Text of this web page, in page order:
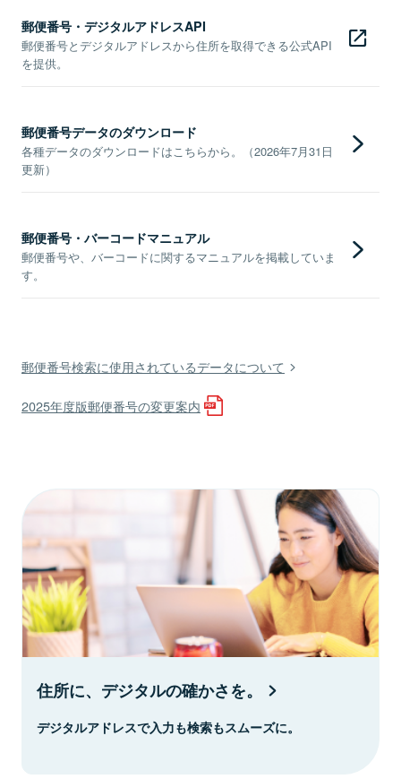
郵便番号・デジタルアドレスAPI
郵便番号とデジタルアドレスから住所を取得できる公式API
を提供。
郵便番号データのダウンロード
各種データのダウンロードはこちらから。（2026年7月31日
更新）
郵便番号・バーコードマニュアル
郵便番号や、バーコードに関するマニュアルを掲載していま
す。
郵便番号検索に使用されているデータについて
2025年度版郵便番号の変更案内
住所に、デジタルの確かさを。
デジタルアドレスで入力も検索もスムーズに。